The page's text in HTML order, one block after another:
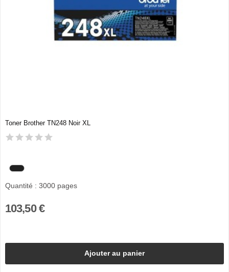
Toner Brother TN248 Noir XL
Quantité : 3000 pages
103,50 €
Ajouter au panier